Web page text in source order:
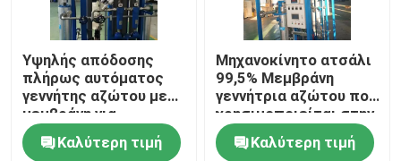
Υψηλής απόδοσης
πλήρως αυτόματος
γεννήτης αζώτου με
μεμβράνη για
πετροχημικές
Καλύτερη τιμή
Μηχανοκίνητο ατσάλι
99,5% Μεμβράνη
γεννήτρια αζώτου που
χρησιμοποιείται στην
πετροχημική
βιομηχανία
Καλύτερη τιμή